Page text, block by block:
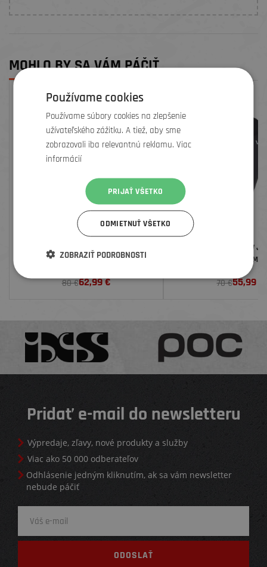
MOHLO BY SA VÁM PÁČIŤ
POC CHRÁNIČE KOLIEN JOINT VPD AIR
KNEE, URANIUM BLACK
80 €62,99€
POC CHRÁNIČE LAKŤOV
ELBOW, URANIUM
70 €55,99€
Pridať e-mail do newsletteru
Výpredaje, zľavy, nové produkty a služby
Viac ako 50 000 odberateľov
Odhlásenie jedným kliknutím, ak sa vám newsletter
nebude páčiť
Používame cookies
Používame súbory cookies na zlepšenie
užívateľského zážitku. A tiež, aby sme
zobrazovali iba relevantnú reklamu. Viac
informácií
PRIJAŤ VŠETKO
ODMIETNUŤ VŠETKO
ZOBRAZIŤ PODROBNOSTI